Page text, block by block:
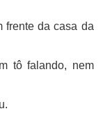
frente da casa da
tô falando, nem